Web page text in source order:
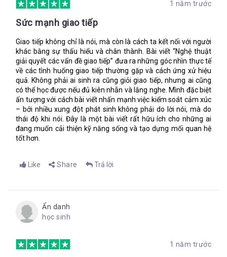
tới công việc gì cả!”
Gán mác cho ai đó có thể làm thỏa mãn cái tôi của người đóng
mác ngay tức thì nhưng về lâu về dài thì hành động này (dù có
thành lời hay không) lại không có ích gì mấy. Gán mác phá hủy
không khí thân thiện trong công ty, làm mọi người kỳ thị nhau,
bới móc nhau, và ghê gớm nhất là, làm giảm hiệu suất công
việc.
“Một đầu mối mà xung đột về giao tiếp tồn tại khi mọi
người phán đoán về ai đó dưới góc nhìn tiêu cực. Việc gán
mác hoặc gọi tên không mang lại cách giải quyết vấn đề
hoặc sự giao tiếp.” (trích Chương 6)
“Những dự đoán này sinh ra sự đổ tội”. (trích Chương 6)
ỉ. Gán mác còn tạo ra nhiều cảm xúc tiêu cực khó chịu khác
Và kết quả cuối cùng là: áp lực công việc đè nặng, hiệu suất
công việc sút kém, và chất lượng công việc không được như ý.
Rõ là vậy, gán mác không giúp ích được gì cho công việc. Thế
1 năm trước
Sức mạnh giao tiếp
Giao tiếp không chỉ là nói, mà còn là cách ta kết nối với người
khác bằng sự thấu hiểu và chân thành. Bài viết “Nghệ thuật
giải quyết các vấn đề giao tiếp” đưa ra những góc nhìn thực tế
về các tình huống giao tiếp thường gặp và cách ứng xử hiệu
quả. Không phải ai sinh ra cũng giỏi giao tiếp, nhưng ai cũng
có thể học được nếu đủ kiên nhẫn và lắng nghe. Mình đặc biệt
ấn tượng với cách bài viết nhấn mạnh việc kiểm soát cảm xúc
– bởi nhiều xung đột phát sinh không phải do lời nói, mà do
thái độ khi nói. Đây là một bài viết rất hữu ích cho những ai
đang muốn cải thiện kỹ năng sống và tạo dựng mối quan hệ
tốt hơn.
Like Share Trả lời
Ẩn danh
học sinh
1 năm trước